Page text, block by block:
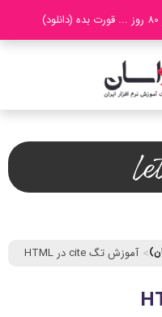
آموزش تگ cite در HTML